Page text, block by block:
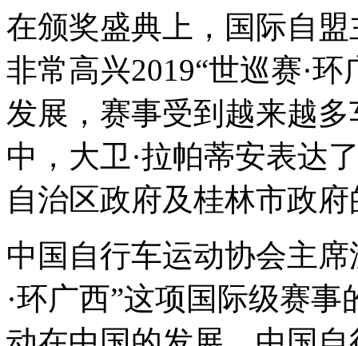
在颁奖盛典上，国际自
非常高兴2019“世巡赛·环
发展，赛事受到越来越
中，大卫·拉帕蒂安表达
自治区政府及桂林市政
中国自行车运动协会主
·环广西”这项国际级赛事